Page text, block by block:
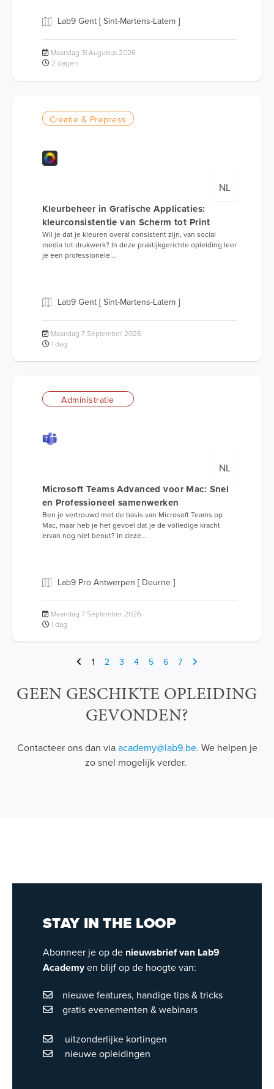
Lab9 Gent [ Sint-Martens-Latem ]
Maandag 31 Augustus 2026
2 dagen
Creatie & Prepress
NL
Kleurbeheer in Grafische Applicaties:
kleurconsistentie van Scherm tot Print
Wil je dat je kleuren overal consistent zijn, van social
media tot drukwerk? In deze praktijkgerichte opleiding leer
je een professionele...
Lab9 Gent [ Sint-Martens-Latem ]
Maandag 7 September 2026
1 dag
Administratie
NL
Microsoft Teams Advanced voor Mac: Snel
en Professioneel samenwerken
Ben je vertrouwd met de basis van Microsoft Teams op
Mac, maar heb je het gevoel dat je de volledige kracht
ervan nog niet benut? In deze...
Lab9 Pro Antwerpen [ Deurne ]
Maandag 7 September 2026
1 dag
1 2 3 4 5 6 7
GEEN GESCHIKTE OPLEIDING
GEVONDEN?
Contacteer ons dan viaacademy@lab9.be. We helpen je
zo snel mogelijk verder.
STAY IN THE LOOP
Abonneer je op de nieuwsbrief van Lab9
Academyen blijf op de hoogte van:
nieuwe features, handige tips & tricks
gratis evenementen & webinars
uitzonderlijke kortingen
nieuwe opleidingen